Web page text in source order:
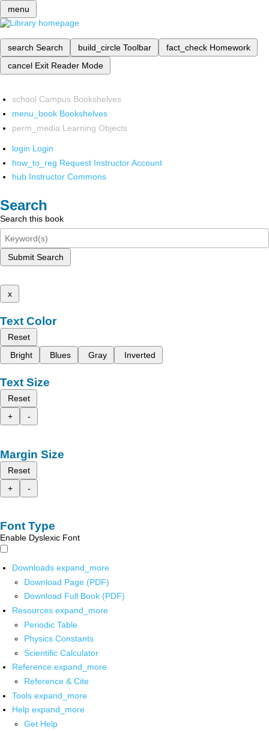
menu
search Search build_circle Toolbar fact_check Homework
cancel Exit Reader Mode
school Campus Bookshelves
menu_book Bookshelves
perm_media Learning Objects
login Login
how_to_reg Request Instructor Account
hub Instructor Commons
Search
Search this book
Submit Search
x
Text Color
Reset
Bright
Blues Gray Inverted
Text Size
Reset
+
-
Margin Size
Reset
+
-
Font Type
Enable Dyslexic Font
Downloads expand_more
Download Page (PDF)
Download Full Book (PDF)
Resources expand_more
Periodic Table
Physics Constants
Scientific Calculator
Reference expand_more
Reference & Cite
Tools expand_more
Help expand_more
Get Help